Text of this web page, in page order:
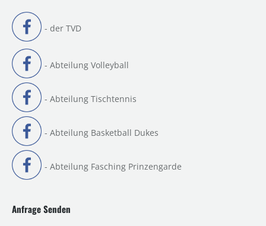
- der TVD
- Abteilung Volleyball
- Abteilung Tischtennis
- Abteilung Basketball Dukes
- Abteilung Fasching Prinzengarde
Anfrage Senden